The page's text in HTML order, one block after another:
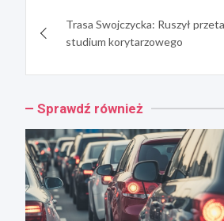
wpisuTrasa Swojczycka: Ruszył
studium korytarzowego
Sprawdź również